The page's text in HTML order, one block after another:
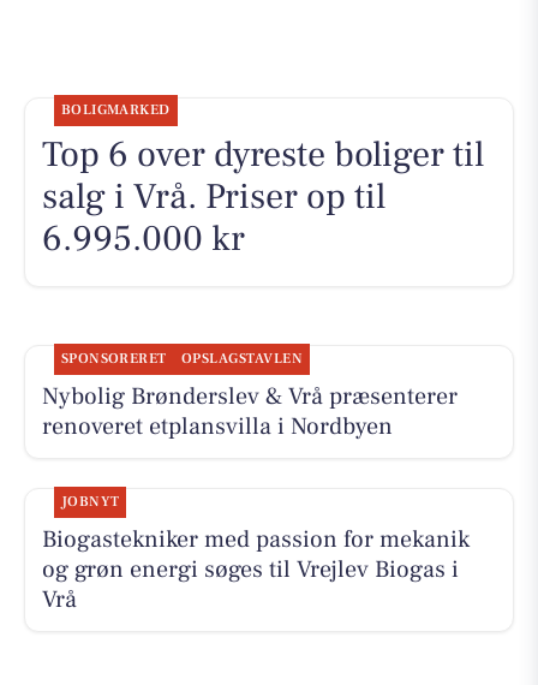
BOLIGMARKED
Top 6 over dyreste boliger til
salg i Vrå. Priser op til
6.995.000 kr
SPONSORERET OPSLAGSTAVLEN
Nybolig Brønderslev & Vrå præsenterer
renoveret etplansvilla i Nordbyen
JOBNYT
Biogastekniker med passion for mekanik
og grøn energi søges til Vrejlev Biogas i
Vrå